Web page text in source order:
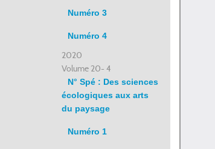
Numéro 3
Numéro 4
2020
Volume 20- 4
N° Spé : Des sciences
écologiques aux arts
du paysage
Numéro 1